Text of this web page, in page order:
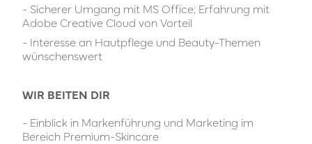
- Sicherer Umgang mit MS Office; Erfahrung mit
Adobe Creative Cloud von Vorteil
- Interesse an Hautpflege und Beauty-Themen
wünschenswert
WIR BEITEN DIR
- Einblick in Markenführung und Marketing im
Bereich Premium-Skincare